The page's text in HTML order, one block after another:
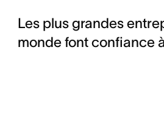
Les plus grandes
monde font confiance